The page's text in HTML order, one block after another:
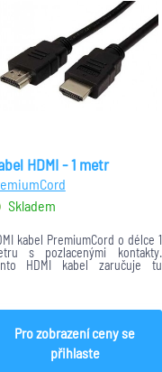
HDMI - 1 metr
Skladem
kabel PremiumCord o délce 1
s pozlacenými kontakty.
HDMI kabel zaručuje tu
audiovizuální kvalitu pro
Pro zobrazení ceny se
přihlaste